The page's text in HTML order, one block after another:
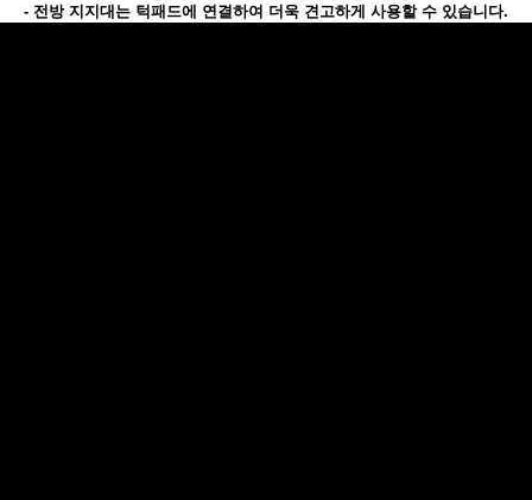
- 전방 지지대는 턱패드에 연결하여 더욱 견고하게 사용할 수 있습니다.